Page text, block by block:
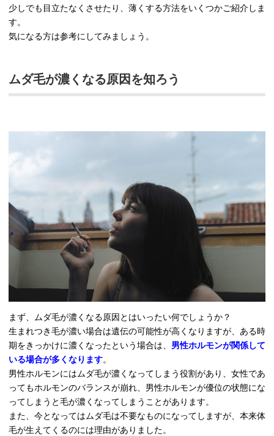
少しでも目立たなくさせたり、薄くする方法をいくつかご紹介しま
す。
気になる方は参考にしてみましょう。
ムダ毛が濃くなる原因を知ろう
まず、ムダ毛が濃くなる原因とはいったい何でしょうか？
生まれつき毛が濃い場合は遺伝の可能性が高くなりますが、ある時
期をきっかけに濃くなったという場合は、 男性ホルモンが関係して
いる場合が多くなります。
男性ホルモンにはムダ毛が濃くなってしまう役割があり、女性であ
ってもホルモンのバランスが崩れ、男性ホルモンが優位の状態にな
ってしまうと毛が濃くなってしまうことがあります。
また、今となってはムダ毛は不要なものになってしますが、本来体
毛が生えてくるのには理由がありました。